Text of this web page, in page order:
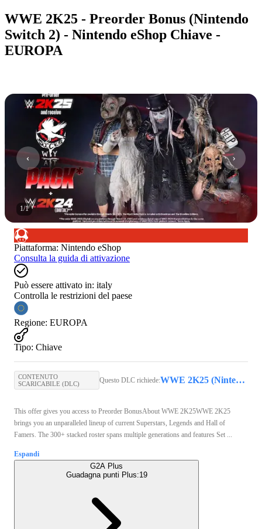
WWE 2K25 - Preorder Bonus (Nintendo
Switch 2) - Nintendo eShop Chiave -
EUROPA
1/1
Piattaforma: Nintendo eShop
Consulta la guida di attivazione
Può essere attivato in: italy
Controlla le restrizioni del paese
Regione: EUROPA
Tipo: Chiave
CONTENUTO
SCARICABILE (DLC)
Questo DLC richiede: WWE 2K25 (Nintendo Switch 2) - Nintendo eShop Key - EUROPE
This offer gives you access to Preorder BonusAbout WWE 2K25WWE 2K25
brings you an unparalleled lineup of current Superstars, Legends and Hall of
Famers. The 300+ stacked roster spans multiple generations and features Set ...
Espandi
G2A Plus
Guadagna punti Plus:19